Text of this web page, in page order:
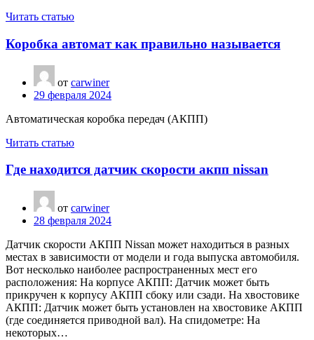
Читать статью
Коробка автомат как правильно называется
от carwiner
29 февраля 2024
Автоматическая коробка передач (АКПП)
Читать статью
Где находится датчик скорости акпп nissan
от carwiner
28 февраля 2024
Датчик скорости АКПП Nissan может находиться в разных
местах в зависимости от модели и года выпуска автомобиля.
Вот несколько наиболее распространенных мест его
расположения: На корпусе АКПП: Датчик может быть
прикручен к корпусу АКПП сбоку или сзади. На хвостовике
АКПП: Датчик может быть установлен на хвостовике АКПП
(где соединяется приводной вал). На спидометре: На
некоторых…